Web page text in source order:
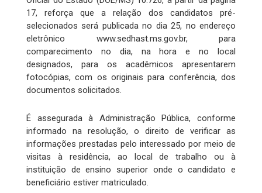
17, reforça que a relação dos candidatos pré-
selecionados será publicada no dia 25, no endereço
eletrônico www.sedhast.ms.gov.br, para
comparecimento no dia, na hora e no local
designados, para os acadêmicos apresentarem
fotocópias, com os originais para conferência, dos
documentos solicitados.
É assegurada à Administração Pública, conforme
informado na resolução, o direito de verificar as
informações prestadas pelo interessado por meio de
visitas à residência, ao local de trabalho ou à
instituição de ensino superior onde o candidato e
beneficiário estiver matriculado.